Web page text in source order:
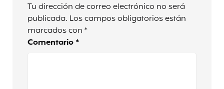
Tu dirección de correo electrónico no será
publicada. Los campos obligatorios están
marcados con *
Comentario *